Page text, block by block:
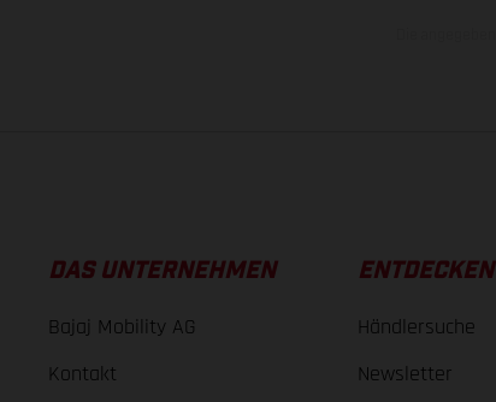
DAS UNTERNEHMEN
Bajaj Mobility AG
Kontakt
ENTDECKEN
Händlersuche
Newsletter